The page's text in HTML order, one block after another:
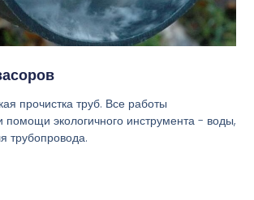
прочистка труб. Все работы
помощи экологичного инструмента - воды,
трубопровода.